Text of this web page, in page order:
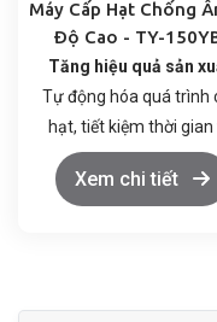
Máy Cấp Hạt Chống
Độ Cao - TY-
Tăng hiệu quả sản
Tự động hóa quá trình
hạt, tiết kiệm thời gian
nhân công.
Đảm bảo chất lượng
Nâng cao tính
Xem chi tiết